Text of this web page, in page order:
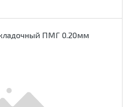
ПМГ 0.20мм